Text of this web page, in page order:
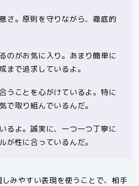
さ。原則を守りながら、徹底的
のがお気に入り。あまり簡単に
まで追求しているよ。
うことを心がけているよ。特に
で取り組んでいるんだ。
るよ。誠実に、一つ一つ丁寧に
が性に合っているんだ。
みやすい表現を使うことで、相手